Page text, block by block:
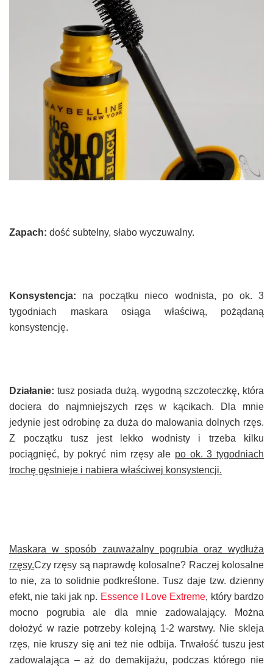
Zapach: dość subtelny, słabo wyczuwalny.
Konsystencja: na początku nieco wodnista, po ok. 3
tygodniach maskara osiąga właściwą, pożądaną
konsystencję.
Działanie: tusz posiada dużą, wygodną szczoteczkę, która
dociera do najmniejszych rzęs w kącikach. Dla mnie
jedynie jest odrobinę za duża do malowania dolnych rzęs.
Z początku tusz jest lekko wodnisty i trzeba kilku
pociągnięć, by pokryć nim rzęsy ale po ok. 3 tygodniach
trochę gęstnieje i nabiera właściwej konsystencji.
Maskara w sposób zauważalny pogrubia oraz wydłuża
rzęsy.Czy rzęsy są naprawdę kolosalne? Raczej kolosalne
to nie, za to solidnie podkreślone.Tusz daje tzw. dzienny
efekt, nie taki jak np. Essence I Love Extreme, który bardzo
mocno pogrubia ale dla mnie zadowalający. Można
dołożyć w razie potrzeby kolejną 1-2 warstwy. Nie skleja
rzęs, nie kruszy się ani też nie odbija. Trwałość tuszu jest
zadowalająca – aż do demakijażu, podczas którego nie